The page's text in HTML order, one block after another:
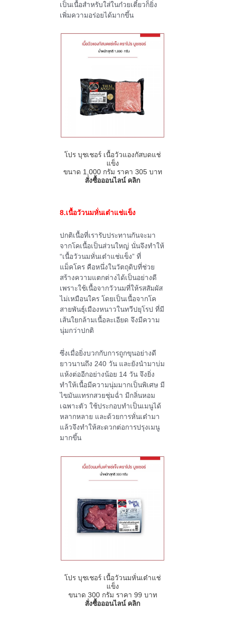
เป็นเนื้อสำหรับใส่ในก๋วยเตี๋ยวก็ยิ่ง
เพิ่มความอร่อยได้มากขึ้น
โปร บุชเชอร์ เนื้อวัวแองกัสบดแช่
แข็ง
ขนาด 1,000 กรัม ราคา 305 บาท
สั่งซื้อออนไลน์ คลิก
8.เนื้อวัวนมหั่นเต๋าแช่แข็ง
ปกติเนื้อที่เรารับประทานกันจะมา
จากโคเนื้อเป็นส่วนใหญ่ นั่นจึงทำให้
“เนื้อวัวนมหั่นเต๋าแช่แข็ง” ที่
แม็คโคร คือหนึ่งในวัตถุดิบที่ช่วย
สร้างความแตกต่างได้เป็นอย่างดี
เพราะใช้เนื้อจากวัวนมที่ให้รสสัมผัส
ไม่เหมือนใคร โดยเป็นเนื้อจากโค
สายพันธุ์เมืองหนาวในทวีปยุโรป ที่มี
เส้นใยกล้ามเนื้อละเอียด จึงมีความ
นุ่มกว่าปกติ
ซึ่งเมื่อยิ่งบวกกับการถูกขุนอย่างดี
ยาวนานถึง 240 วัน และยังนำมาบ่ม
แห้งต่ออีกอย่างน้อย 14 วัน จึงยิ่ง
ทำให้เนื้อมีความนุ่มมากเป็นพิเศษ มี
ไขมันแทรกสวยชุ่มฉ่ำ มีกลิ่นหอม
เฉพาะตัว ใช้ประกอบทำเป็นเมนูได้
หลากหลาย และด้วยการหั่นเต๋ามา
แล้วจึงทำให้สะดวกต่อการปรุงเมนู
มากขึ้น
โปร บุชเชอร์ เนื้อวัวนมหั่นเต๋าแช่
แข็ง
ขนาด 300 กรัม ราคา 99 บาท
สั่งซื้อออนไลน์ คลิก